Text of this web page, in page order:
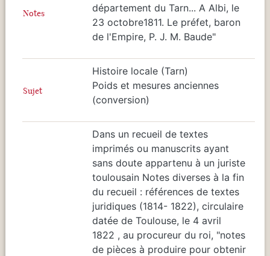
Notes
département du Tarn... A Albi, le
23 octobre1811. Le préfet, baron
de l'Empire, P. J. M. Baude"
Sujet
Histoire locale (Tarn)
Poids et mesures anciennes
(conversion)
Dans un recueil de textes
imprimés ou manuscrits ayant
sans doute appartenu à un juriste
toulousain Notes diverses à la fin
du recueil : références de textes
juridiques (1814- 1822), circulaire
datée de Toulouse, le 4 avril
1822 , au procureur du roi, "notes
de pièces à produire pour obtenir